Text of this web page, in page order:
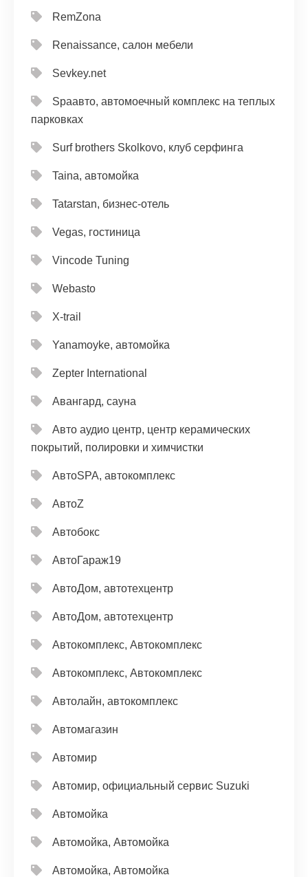
RemZona
Renaissance, салон мебели
Sevkey.net
Spaавто, автомоечный комплекс на теплых
парковках
Surf brothers Skolkovo, клуб серфинга
Taina, автомойка
Tatarstan, бизнес-отель
Vegas, гостиница
Vincode Tuning
Webasto
X-trail
Yanamoyke, автомойка
Zepter International
Авангард, сауна
Авто аудио центр, центр керамических
покрытий, полировки и химчистки
АвтоSPA, автокомплекс
АвтоZ
Автобокс
АвтоГараж19
АвтоДом, автотехцентр
АвтоДом, автотехцентр
Автокомплекс, Автокомплекс
Автокомплекс, Автокомплекс
Автолайн, автокомплекс
Автомагазин
Автомир
Автомир, официальный сервис Suzuki
Автомойка
Автомойка, Автомойка
Автомойка, Автомойка